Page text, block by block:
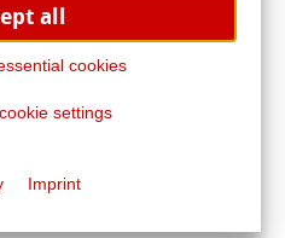
Filterfinder
all
cookies
settings
Imprint